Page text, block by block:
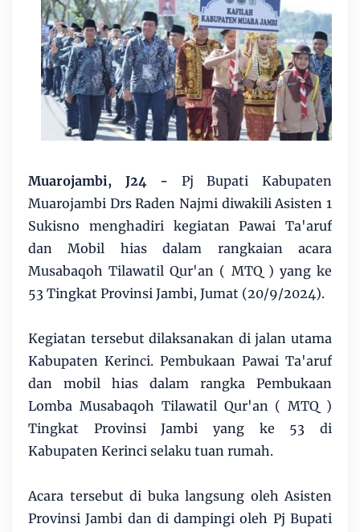
Muarojambi, J24 - Pj Bupati Kabupaten
Muarojambi Drs Raden Najmi diwakili Asisten 1
Sukisno menghadiri kegiatan Pawai Ta'aruf
dan Mobil hias dalam rangkaian acara
Musabaqoh Tilawatil Qur'an ( MTQ ) yang ke
53 Tingkat Provinsi Jambi, Jumat (20/9/2024).
Kegiatan tersebut dilaksanakan di jalan utama
Kabupaten Kerinci. Pembukaan Pawai Ta'aruf
dan mobil hias dalam rangka Pembukaan
Lomba Musabaqoh Tilawatil Qur'an ( MTQ )
Tingkat Provinsi Jambi yang ke 53 di
Kabupaten Kerinci selaku tuan rumah.
Acara tersebut di buka langsung oleh Asisten
Provinsi Jambi dan di dampingi oleh Pj Bupati